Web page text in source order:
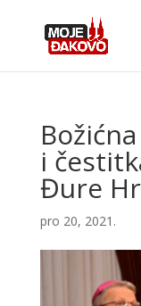
i
Đure
pro 20, 2021.